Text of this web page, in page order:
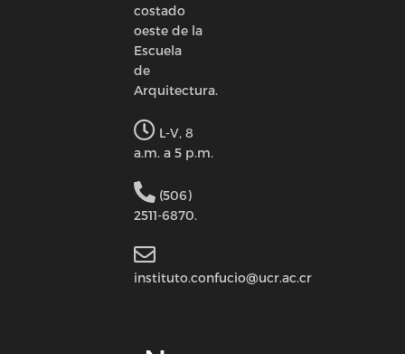
costado
oeste de la
Escuela
de
Arquitectura.
L-V, 8
a.m. a 5 p.m.
(506)
2511-6870.
instituto.confucio@ucr.ac.cr